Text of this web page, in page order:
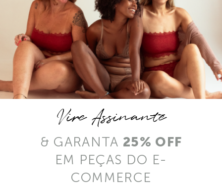
Vire Assinante
& GARANTA 25% OFF
EM PEÇAS DO E-
COMMERCE